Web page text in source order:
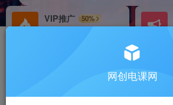
VIP推广
50%
搭建同款网站，自己当老板
网创电课网